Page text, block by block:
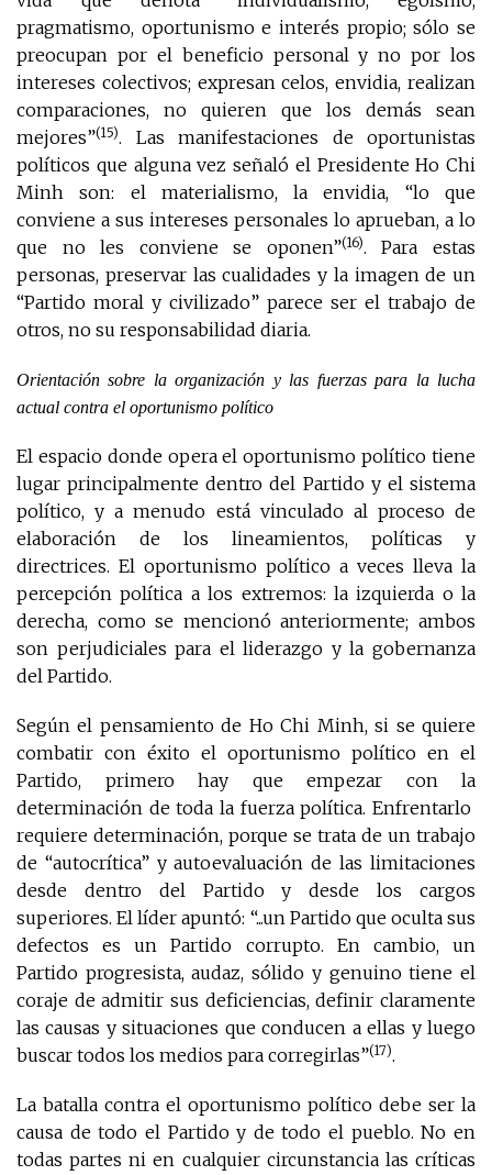
pragmatismo, oportunismo e interés propio; sólo se
preocupan por el beneficio personal y no por los
intereses colectivos; expresan celos, envidia, realizan
comparaciones, no quieren que los demás sean
mejores”(15). Las manifestaciones de oportunistas
políticos que alguna vez señaló el Presidente Ho Chi
Minh son: el materialismo, la envidia, “lo que
conviene a sus intereses personales lo aprueban, a lo
que no les conviene se oponen”(16). Para estas
personas, preservar las cualidades y la imagen de un
“Partido moral y civilizado” parece ser el trabajo de
otros, no su responsabilidad diaria.
Orientación sobre la organización y las fuerzas para la lucha
actual contra el oportunismo político
El espacio donde opera el oportunismo político tiene
lugar principalmente dentro del Partido y el sistema
político, y a menudo está vinculado al proceso de
elaboración de los lineamientos, políticas y
directrices. El oportunismo político a veces lleva la
percepción política a los extremos: la izquierda o la
derecha, como se mencionó anteriormente; ambos
son perjudiciales para el liderazgo y la gobernanza
del Partido.
Según el pensamiento de Ho Chi Minh, si se quiere
combatir con éxito el oportunismo político en el
Partido, primero hay que empezar con la
determinación de toda la fuerza política. Enfrentarlo
requiere determinación, porque se trata de un trabajo
de “autocrítica” y autoevaluación de las limitaciones
desde dentro del Partido y desde los cargos
superiores. El líder apuntó: “...un Partido que oculta sus
defectos es un Partido corrupto. En cambio, un
Partido progresista, audaz, sólido y genuino tiene el
coraje de admitir sus deficiencias, definir claramente
las causas y situaciones que conducen a ellas y luego
buscar todos los medios para corregirlas”(17).
La batalla contra el oportunismo político debe ser la
causa de todo el Partido y de todo el pueblo. No en
todas partes ni en cualquier circunstancia las críticas